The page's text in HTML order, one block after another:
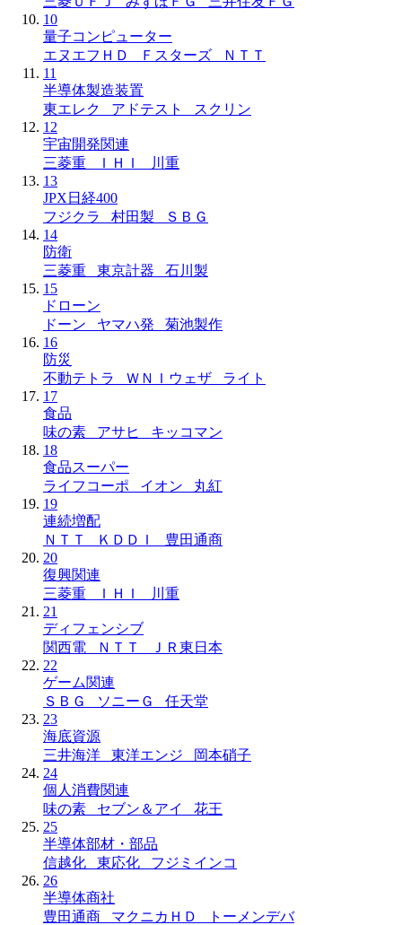
10
量子コンピューター
エヌエフＨＤ Ｆスターズ ＮＴＴ
11
半導体製造装置
東エレク アドテスト スクリン
12
宇宙開発関連
三菱重 ＩＨＩ 川重
13
JPX日経400
フジクラ 村田製 ＳＢＧ
14
防衛
三菱重 東京計器 石川製
15
ドローン
ドーン ヤマハ発 菊池製作
16
防災
不動テトラ ＷＮＩウェザ ライト
17
食品
味の素 アサヒ キッコマン
18
食品スーパー
ライフコーポ イオン 丸紅
19
連続増配
ＮＴＴ ＫＤＤＩ 豊田通商
20
復興関連
三菱重 ＩＨＩ 川重
21
ディフェンシブ
関西電 ＮＴＴ ＪＲ東日本
22
ゲーム関連
ＳＢＧ ソニーＧ 任天堂
23
海底資源
三井海洋 東洋エンジ 岡本硝子
24
個人消費関連
味の素 セブン＆アイ 花王
25
半導体部材・部品
信越化 東応化 フジミインコ
26
半導体商社
豊田通商 マクニカＨＤ トーメンデバ